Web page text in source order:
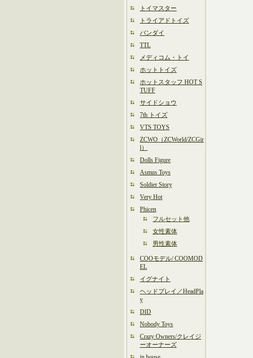
トイマスター
トライアドトイズ
バンダイ
TTL
メディコム・トイ
ホットトイズ
ホットスタッフ HOT S
TUFF
サイドショウ
7th トイズ
VTS TOYS
ZCWO（ZCWorld/ZCGir
l）
Dolls Figure
Asmus Toys
Soldier Story
Very Hot
Phicen
フルセット他
女性素体
男性素体
COOモデル/ COOMOD
EL
イグナイト
ヘッドプレイ／HeadPla
y
DID
Nobody Toys
Crazy Owners/クレイジ
ーオーナーズ